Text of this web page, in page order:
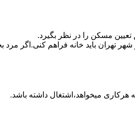
تعیین مسکن را در نظر بگیرد.
تهران باید خانه فراهم کنی.اگر
هرکاری میخواهد،اشتغال داشته باشد.